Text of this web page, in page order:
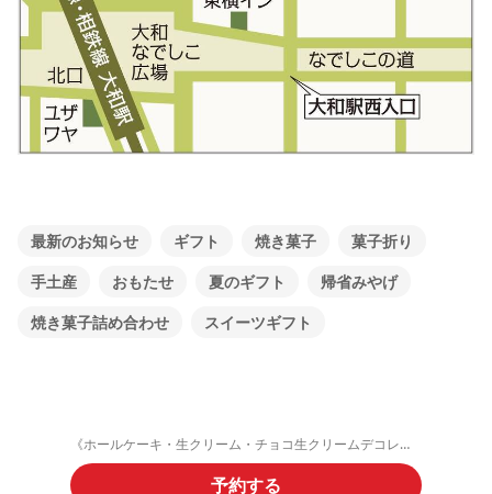
最新のお知らせ ギフト 焼き菓子
菓子折り
手土産
おもたせ 夏のギフト
帰省みやげ
焼き菓子詰め合わせ
スイーツギフト
《ホールケーキ・生クリーム・チョコ生クリームデコレーション》ご予約フォーム
予約する